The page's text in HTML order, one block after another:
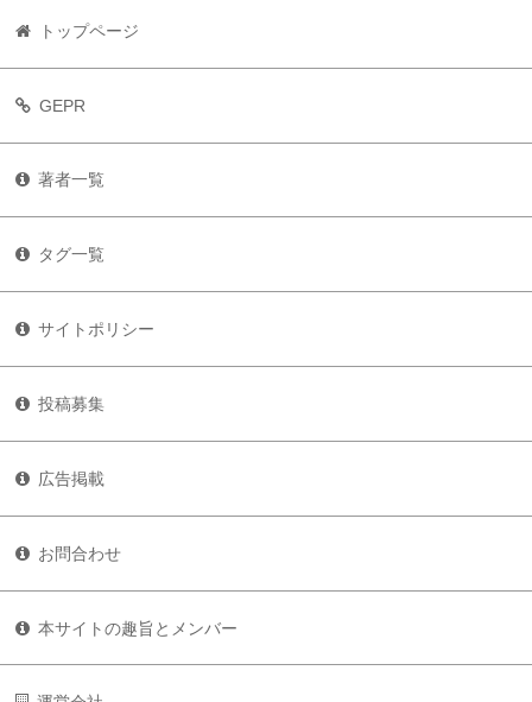
トップページ
GEPR
著者一覧
タグ一覧
サイトポリシー
投稿募集
広告掲載
お問合わせ
本サイトの趣旨とメンバー